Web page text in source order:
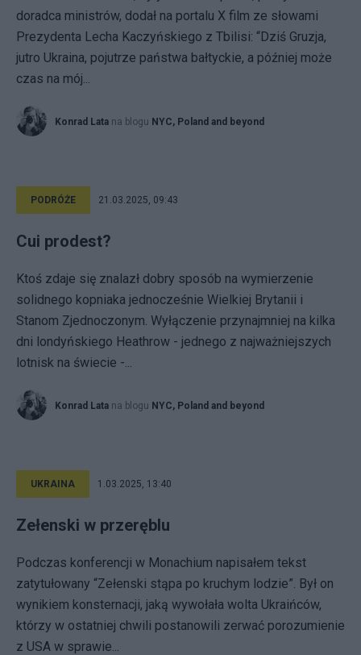
doradca ministrów, dodał na portalu X film ze słowami
Prezydenta Lecha Kaczyńskiego z Tbilisi: “Dziś Gruzja,
jutro Ukraina, pojutrze państwa bałtyckie, a później może
czas na mój...
Konrad Lata na blogu NYC, Poland and beyond
PODRÓŻE 21.03.2025, 09:43
Cui prodest?
Ktoś zdaje się znalazł dobry sposób na wymierzenie
solidnego kopniaka jednocześnie Wielkiej Brytanii i
Stanom Zjednoczonym. Wyłączenie przynajmniej na kilka
dni londyńskiego Heathrow - jednego z najważniejszych
lotnisk na świecie -...
Konrad Lata na blogu NYC, Poland and beyond
UKRAINA 1.03.2025, 13:40
Zełenski w przeręblu
Podczas konferencji w Monachium napisałem tekst
zatytułowany “Zełenski stąpa po kruchym lodzie”. Był on
wynikiem konsternacji, jaką wywołała wolta Ukraińców,
którzy w ostatniej chwili postanowili zerwać porozumienie
z USA w sprawie...